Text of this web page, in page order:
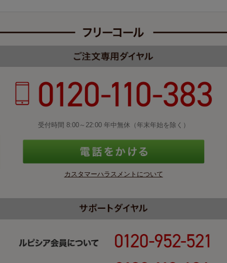
受付時間 8:00～22:00 年中無休（年末年始を除く）
カスタマーハラスメントについて